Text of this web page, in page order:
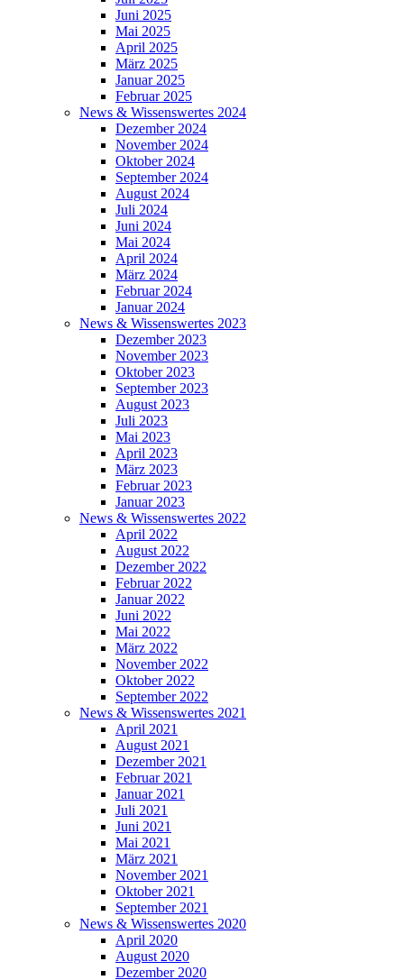
Juni 2025
Mai 2025
April 2025
März 2025
Januar 2025
Februar 2025
News & Wissenswertes 2024
Dezember 2024
November 2024
Oktober 2024
September 2024
August 2024
Juli 2024
Juni 2024
Mai 2024
April 2024
März 2024
Februar 2024
Januar 2024
News & Wissenswertes 2023
Dezember 2023
November 2023
Oktober 2023
September 2023
August 2023
Juli 2023
Mai 2023
April 2023
März 2023
Februar 2023
Januar 2023
News & Wissenswertes 2022
April 2022
August 2022
Dezember 2022
Februar 2022
Januar 2022
Juni 2022
Mai 2022
März 2022
November 2022
Oktober 2022
September 2022
News & Wissenswertes 2021
April 2021
August 2021
Dezember 2021
Februar 2021
Januar 2021
Juli 2021
Juni 2021
Mai 2021
März 2021
November 2021
Oktober 2021
September 2021
News & Wissenswertes 2020
April 2020
August 2020
Dezember 2020